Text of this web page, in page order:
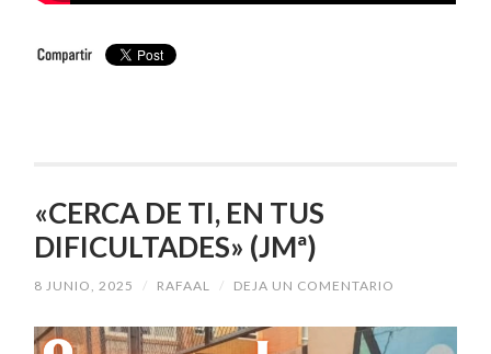
«CERCA DE TI, EN TUS
DIFICULTADES» (JMª)
8 JUNIO, 2025 / RAFAAL / DEJA UN COMENTARIO